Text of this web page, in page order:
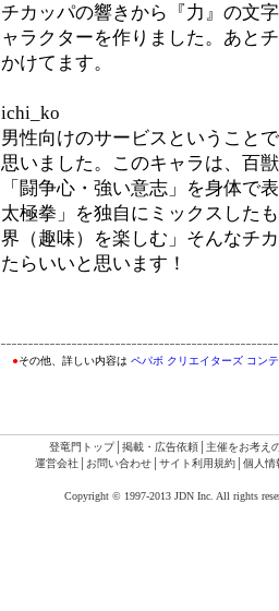
チカッパの響きから『力』の文
ャラクターを作りました。あと
かけてます。
ichi_ko
男性向けのサービスということ
思いました。このキャラは、百
「闘争心・強い意志」を身体で
太極拳」を独自にミックスした
界（趣味）を楽しむ」そんなチ
たらいいと思います！
●その他、詳しい内容は ペパボ クリエイターズ コン
登竜門トップ│ 掲載・広告依頼
主催をお考え
運営会社│ お問い合わせ│ サイト利用規約│ 個人情
Copyright © 1997-2013 JDN Inc. All rights